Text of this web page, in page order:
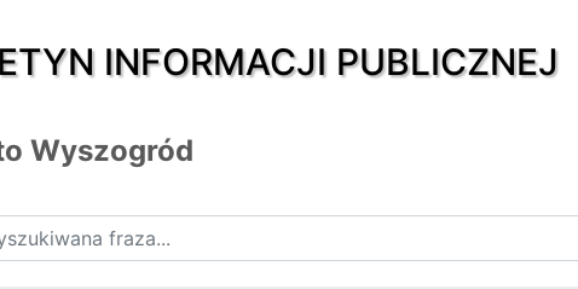
INFORMACJI PUBLICZNEJ
Wyszogród